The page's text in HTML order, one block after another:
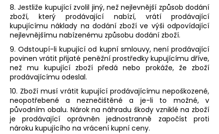
8. Jestliže kupující zvolil jiný, než nejlevnější způsob dodání
zboží, který prodávající nabízí, vrátí prodávající
kupujícímu náklady na dodání zboží ve výši odpovídající
nejlevnějšímu nabízenému způsobu dodání zboží.
9. Odstoupí-li kupující od kupní smlouvy, není prodávající
povinen vrátit přijaté peněžní prostředky kupujícímu dříve,
než mu kupující zboží předá nebo prokáže, že zboží
prodávajícímu odeslal.
10. Zboží musí vrátit kupující prodávajícímu nepoškozené,
neopotřebené a neznečištěné a je-li to možné, v
původním obalu. Nárok na náhradu škody vzniklé na zboží
je prodávající oprávněn jednostranně započíst proti
nároku kupujícího na vrácení kupní ceny.